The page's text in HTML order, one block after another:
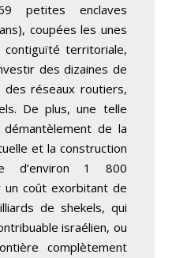
petites enclaves
coupées les unes
contiguïté territoriale,
des dizaines de
des réseaux routiers,
De plus, une telle
de la
et la construction
d’environ 1 800
un coût exorbitant de
de shekels, qui
israélien, ou
complètement